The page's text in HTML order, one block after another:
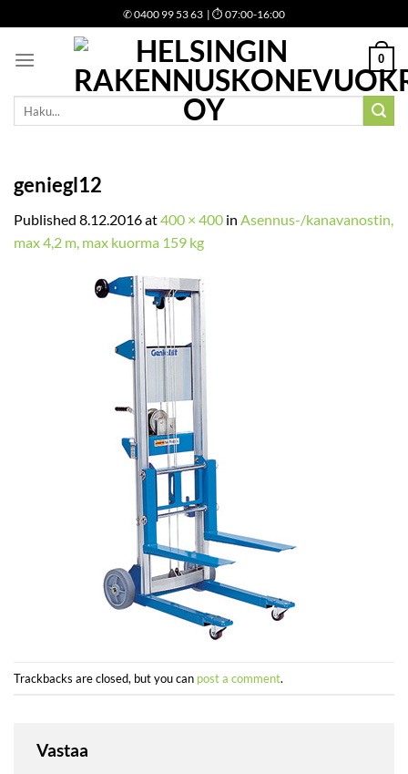
to
content
✆0400 99 53 63 | ⏱ 07:00-16:00
0
Etsi:
geniegl12
Published 8.12.2016at400 × 400 in Asennus-/kanavanostin,
max 4,2 m, max kuorma 159 kg
Trackbacks are closed, but you can post a comment.
Vastaa